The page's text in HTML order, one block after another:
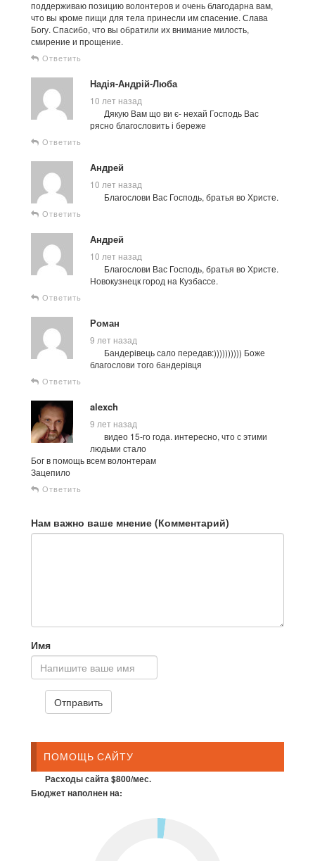
поддерживаю позицию волонтеров и очень благодарна вам,
что вы кроме пищи для тела принесли им спасение. Слава
Богу. Спасибо, что вы обратили их внимание милость,
смирение и прощение.
Ответить
Надія-Андрій-Люба
10 лет назад
Дякую Вам що ви є- нехай Господь Вас
рясно благословить і береже
Ответить
Андрей
10 лет назад
Благослови Вас Господь, братья во Христе.
Ответить
Андрей
10 лет назад
Благослови Вас Господь, братья во Христе.
Новокузнецк город на Кузбассе.
Ответить
Роман
9 лет назад
Бандерівець сало передав:)))))))))) Боже
благослови того бандерівця
Ответить
alexch
9 лет назад
видео 15-го года. интересно, что с этими
людьми стало
Бог в помощь всем волонтерам
Зацепило
Ответить
Нам важно ваше мнение (Комментарий)
Имя
ПОМОЩЬ САЙТУ
Расходы сайта $800/мес.
Бюджет наполнен на: